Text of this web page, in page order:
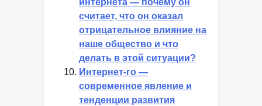
интернета — почему он
считает, что он оказал
отрицательное влияние на
наше общество и что
делать в этой ситуации?
Интернет-го —
современное явление и
тенденции развития